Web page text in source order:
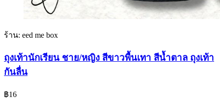
ร้าน: eed me box
ถุงเท้านักเรียน ชาย/หญิง สีขาวพื้นเทา สีน้ำตาล ถุงเท้า
กันลื่น
฿16